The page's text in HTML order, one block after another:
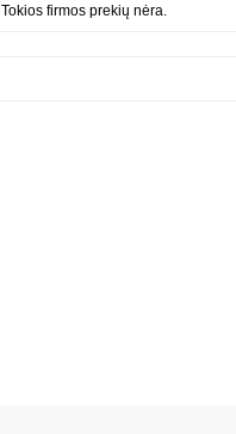
Tokios firmos prekių nėra.